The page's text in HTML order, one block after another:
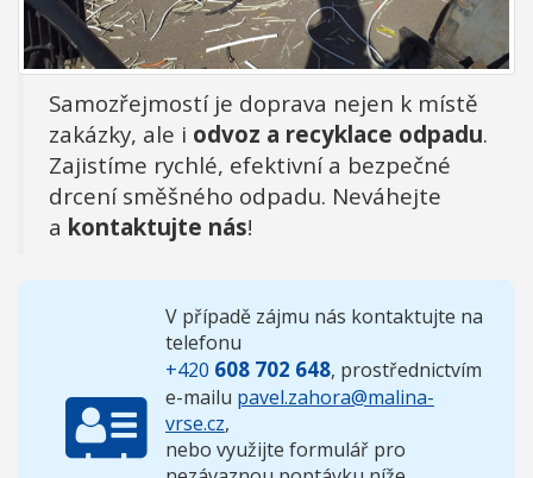
Samozřejmostí je doprava nejen k místě
zakázky, ale i odvoz a recyklace odpadu.
Zajistíme rychlé, efektivní a bezpečné
drcení směšného odpadu. Neváhejte
a kontaktujte nás!
V případě zájmu nás kontaktujte na
telefonu
+420 608 702 648, prostřednictvím
e-mailu pavel.zahora@malina-
vrse.cz,
nebo využijte formulář pro